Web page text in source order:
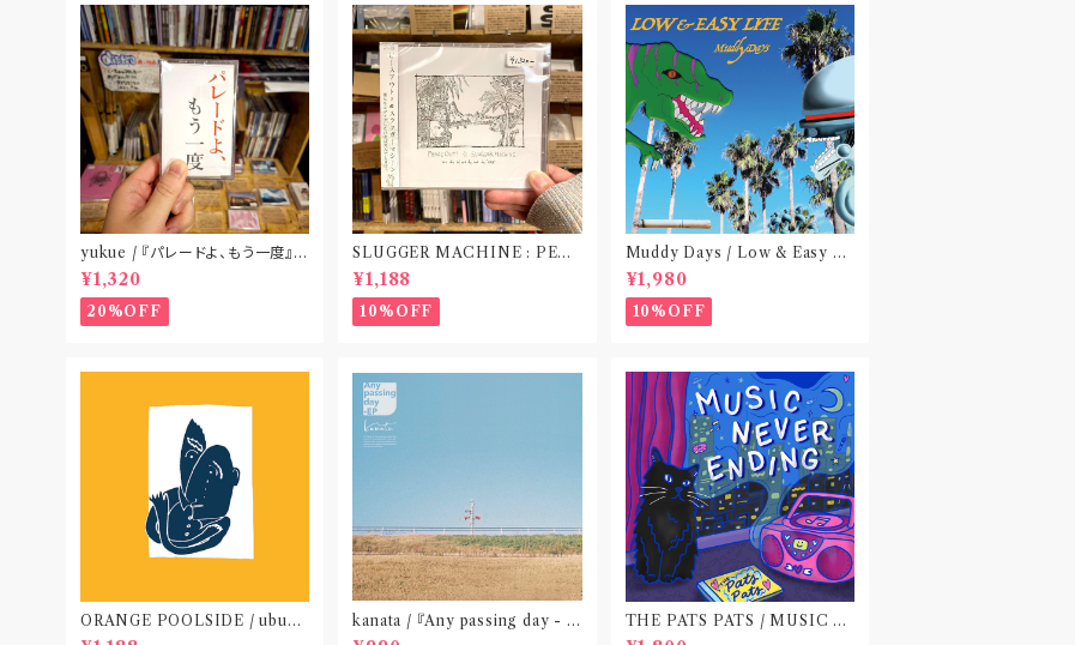
yukue / 『パレードよ、もう一度』
(TAPE)
¥1,320
20%OFF
SLUGGER MACHINE : PEA
CE OUT! / we die if we do no
t do “DIG”(SPLIT CD)〝横浜&
札幌〟
¥1,188
10%OFF
Muddy Days / Low & Easy Li
fe〝東京〟
¥1,980
10%OFF
ORANGE POOLSIDE / ubu
(CD作品)〝神奈川・厚木〟
kanata / 『Any passing day - E
P』(CD作品)〝東京〟
THE PATS PATS / MUSIC N
EVER ENDING(CD作品)